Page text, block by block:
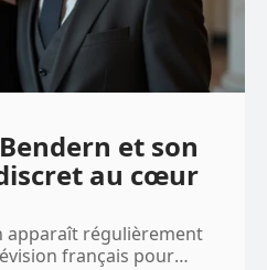
et son
au cœur
apparaît régulièrement
français pour…